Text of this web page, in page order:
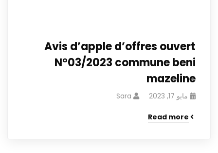
Avis d’apple d’offres ouvert
N°03/2023 commune beni
mazeline
مايو 17, 2023 Sara
Read more